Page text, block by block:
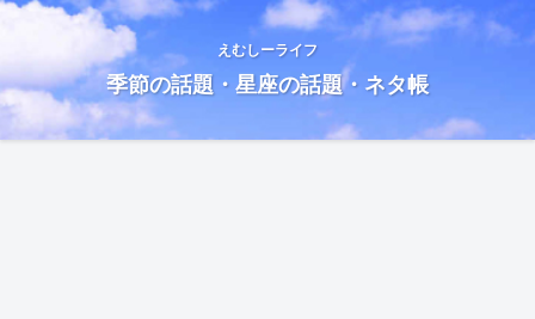
えむしーライフ
季節の話題・星座の話題・ネタ帳